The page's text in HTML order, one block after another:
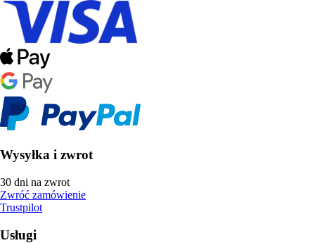
Wysyłka i zwrot
30 dni na zwrot
Zwróć zamówienie
Trustpilot
Usługi